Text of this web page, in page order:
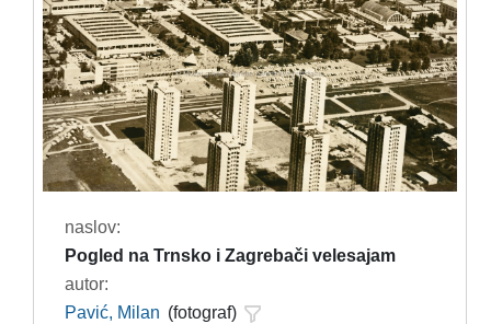
naslov:
Pogled na Trnsko i Zagrebači velesajam
autor:
Pavić, Milan (fotograf)